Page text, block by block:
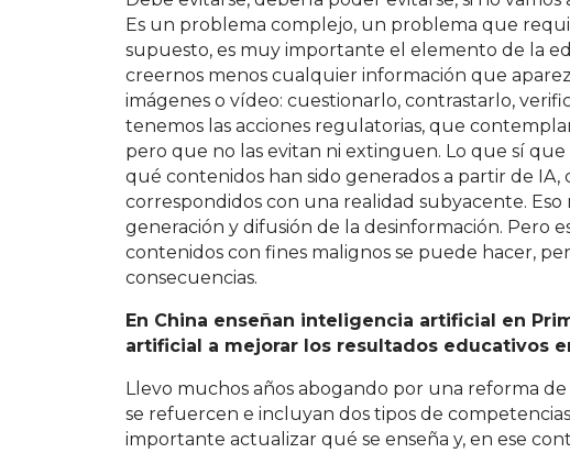
Es un problema complejo, un problema que
supuesto, es muy importante el elemento de la
creernos menos cualquier información que
imágenes o vídeo: cuestionarlo, contrastarlo,
tenemos las acciones regulatorias, que
pero que no las evitan ni extinguen. Lo que sí
qué contenidos han sido generados a partir de
correspondidos con una realidad subyacente.
generación y difusión de la desinformación. Pero
contenidos con fines malignos se puede hacer,
consecuencias.
En China enseñan inteligencia artificial en
artificial a mejorar los resultados educativos
Llevo muchos años abogando por una reforma
se refuercen e incluyan dos tipos de
importante actualizar qué se enseña y, en ese